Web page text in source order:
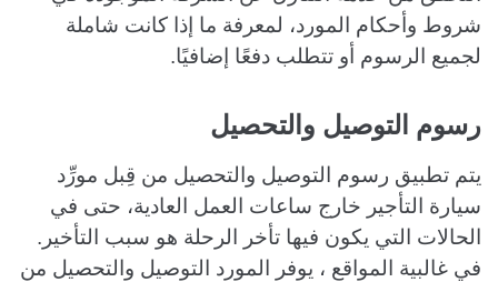
شروط وأحكام المورد، لمعرفة ما إذا كانت شاملة
لجميع الرسوم أو تتطلب دفعًا إضافيًا.
رسوم التوصيل والتحصيل
يتم تطبيق رسوم التوصيل والتحصيل من قِبل مورِّد
سيارة التأجير خارج ساعات العمل العادية، حتى في
الحالات التي يكون فيها تأخر الرحلة هو سبب التأخير.
في غالبية المواقع ، يوفر المورد التوصيل والتحصيل من